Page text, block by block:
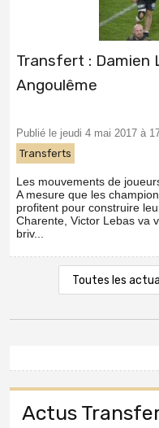
Transfert : Damien
Angoulême
Publié le jeudi 4 mai 2017 à
Transferts
Les mouvements de
A mesure que les
profitent pour construire
Charente, Victor Lebas va
briv...
Toutes les
Actus